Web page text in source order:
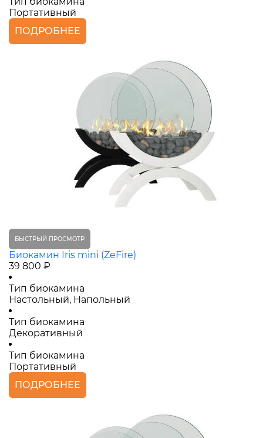
Портативный
ПОДРОБНЕЕ
БЫСТРЫЙ ПРОСМОТР
Биокамин Iris mini (ZeFire)
39 800 ₽
Тип биокамина
Настольный, Напольный
Тип биокамина
Декоративный
Тип биокамина
Портативный
ПОДРОБНЕЕ